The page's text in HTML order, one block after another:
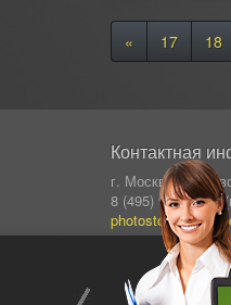
« 17 18
Контактная
г. Москва,
8 (495) 995-82-95